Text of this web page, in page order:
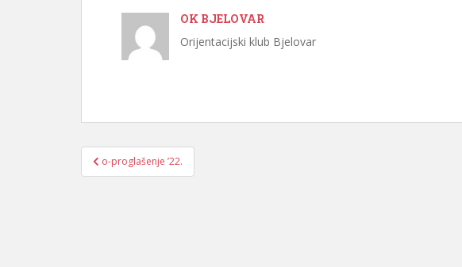
OK BJELOVAR
Orijentacijski klub Bjelovar
Navigacija
objava
o-proglašenje ’22.